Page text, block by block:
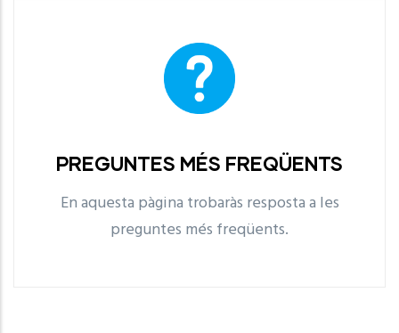
PREGUNTES MÉS FREQÜENTS
En aquesta pàgina trobaràs resposta a les
preguntes més freqüents.